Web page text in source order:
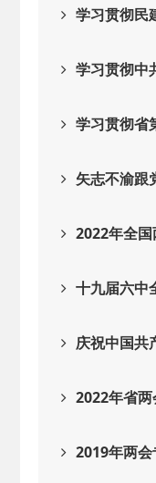
学习贯彻民
学习贯彻中
学习贯彻省
矢志不渝跟
2022年全
十九届六中
庆祝中国共
2022年省两
2019年两